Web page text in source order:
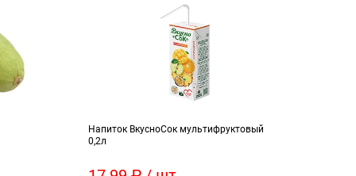
Напиток ВкусноСок мультифруктовый
0,2л